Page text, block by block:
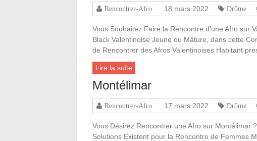
Rencontrer-Afro 18 mars 2022 Drôme
Vous Souhaitez Faire la Rencontre d’une Afro sur
Black Valentinoise Jeune ou Mâture, dans cette
de Rencontrer des Afros Valentinoises Habitant
Lire la suite
Montélimar
Rencontrer-Afro 17 mars 2022 Drôme
Vous Désirez Rencontrer une Afro sur Montélimar
Solutions Existent pour la Rencontre de Femmes